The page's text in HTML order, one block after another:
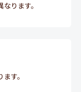
ります。
す。